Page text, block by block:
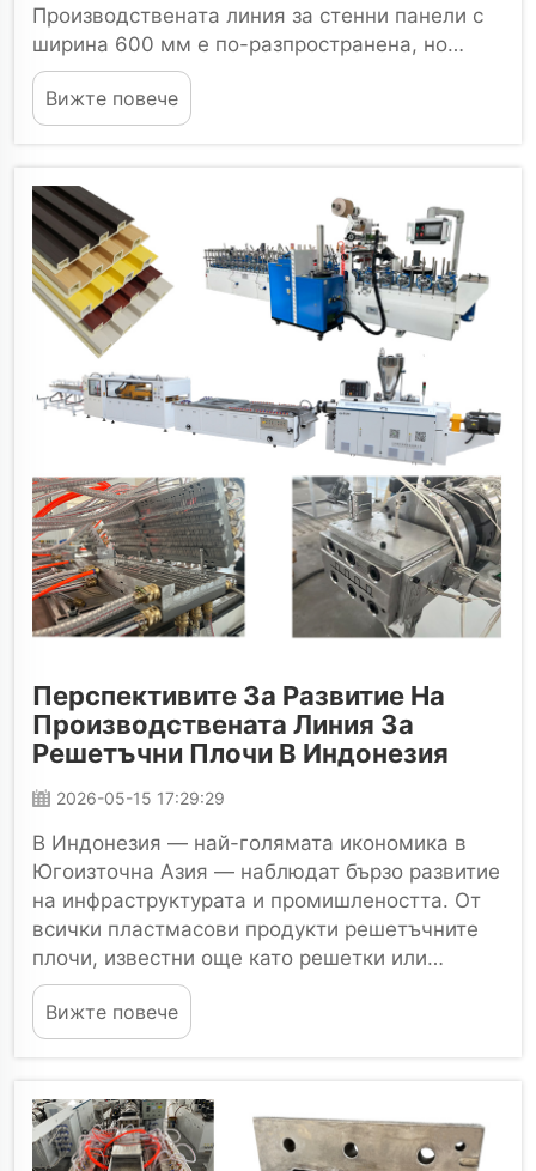
Производствената линия за стенни панели с
ширина 600 мм е по-разпространена, но
производствената линия за панели с ширина
400 мм може да се каже, че е
последователно по-популярна в много
Вижте повече
Перспективите За Развитие На
Производствената Линия За
Решетъчни Плочи В Индонезия
2026-05-15 17:29:29
В Индонезия — най-голямата икономика в
Югоизточна Азия — наблюдат бързо развитие
на инфраструктурата и промишлеността. От
всички пластмасови продукти решетъчните
плочи, известни още като решетки или
мрежести панели, намират все повече
приложение в...
Вижте повече